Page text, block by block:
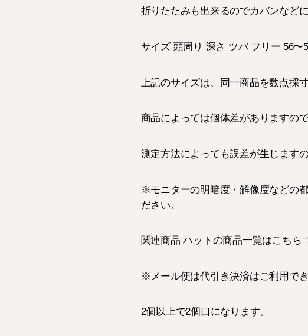
折りたたみも出来るのでカバンなど
サイズ 頭周り 深さ ツバ フリー 56
上記のサイズは、同一商品を数点採
商品によっては個体差がありますの
測定方法によっても誤差が生じます
※モニターの明暗度・解像度などの
ださい。
関連商品 ハットの商品一覧はこち
※メール便は代引き決済はご利用でき
2個以上で2個口になります。